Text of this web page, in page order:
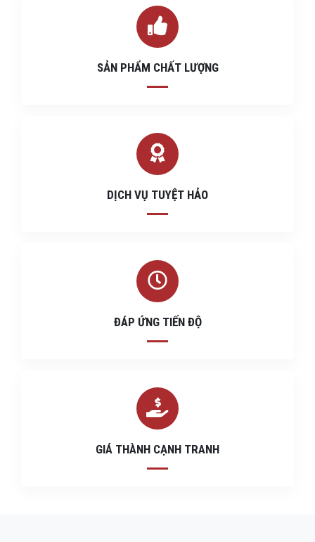
SẢN PHẨM CHẤT LƯỢNG
DỊCH VỤ TUYỆT HẢO
ĐÁP ỨNG TIẾN ĐỘ
GIÁ THÀNH CẠNH TRANH